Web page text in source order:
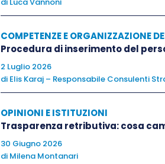
piccoli a:
regalare giochi tecnologici e
educativi da poter fare con i
fatto esplodere un vulcano, ho
fossile, oltre a costruire
proporsi nelle scuole
amici di insegnanti all’ascolto,
bimbi alweb
COMPETENZE E ORGANIZZAZIONE
Procedura di inserimento del
2 Luglio 2026
di Elis Karaj – Responsabile Consulenti
OPINIONI E ISTITUZIONI
Trasparenza retributiva: cosa
30 Giugno 2026
di Milena Montanari